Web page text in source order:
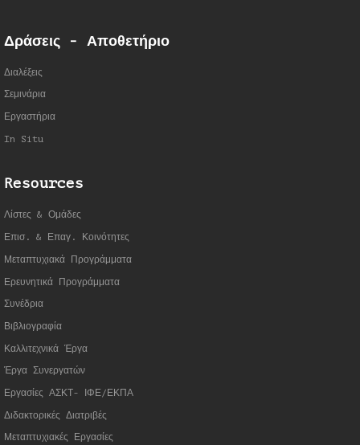
Δράσεις - Αποθετήριο
Διαλέξεις
Σεμινάρια
Εργαστήρια
In Situ
Resources
Λίστες & Ομάδες
Επισ. & Επαγ. Κοινότητες
Μεταπτυχιακά Προγράμματα
Ερευνητικά Προγράμματα
Συνέδρια
Βιβλιογραφία
Καλλιτεχνικά Έργα
Έργα Συνεργατών
Εργασίες ΑΣΚΤ- ΙΦΕ/ΕΚΠΑ
Διδακτορικές Διατριβές
Μεταπτυχιακές Εργασίες